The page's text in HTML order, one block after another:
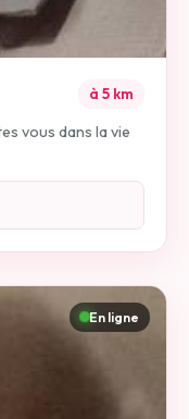
à 5 km
vous dans la vie
En ligne